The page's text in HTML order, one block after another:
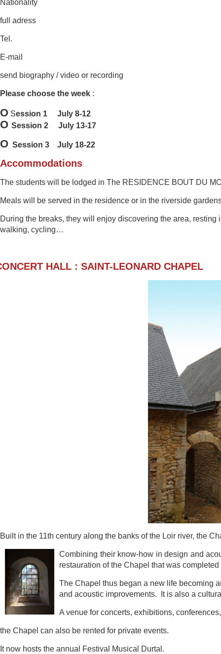
Nationality
full adress
Tel.
E-mail
send biography / video or recording
Please choose the week :
O Session 1 July 8-12
O Session 2 July 13-17
O Session 3 July 18-22
Accommodations
The students will be lodged in The RESIDENCE BOUT DU
Meals will be served in the residence or in the riverside
During the breaks, they will enjoy discovering the area, resting
walking, cycling…
HALL : SAINT-LEONARD CHAPEL
Built in the 11th century along the banks of the Loir river, the
Combining their know-how in design and
restauration of the Chapel that was completed
The Chapel thus began a new life becoming
and acoustic improvements. It is also a
A venue for concerts, exhibitions,
the Chapel can also be rented for private events.
It now hosts the annual Festival Musical Durtal.